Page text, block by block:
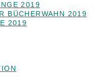
2019
BÜCHERWAHN 2019
2019